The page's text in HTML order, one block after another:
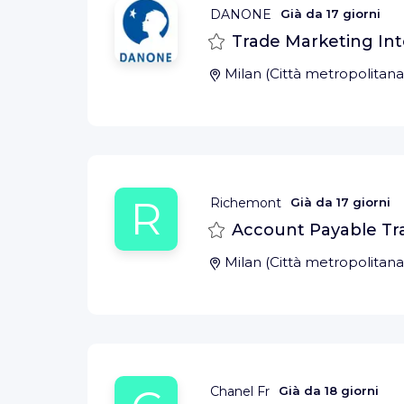
DANONE Già da 17 giorni
SalvaTrade Marketing
Milan (Città
R Richemont Già da 17 giorni
SalvaAccount Payable
Milan (Città
Chanel Fr Già da 18 giorni